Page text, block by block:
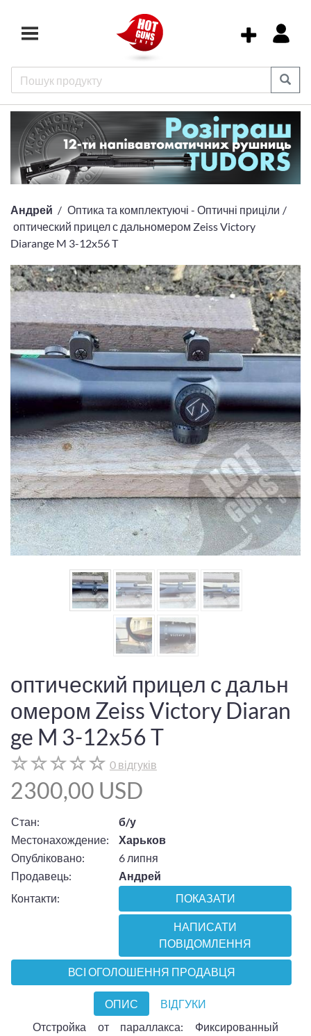
Андрей
Оптика та комплектуючі - Оптичні приціли
оптический прицел с дальномером Zeiss Victory
Diarange M 3-12x56 T
оптический прицел с дальн
омером Zeiss Victory Diaran
ge M 3-12x56 T
0 відгуків
2300,00 USD
Стан:
б/у
Местонахождение:
Харьков
Опубліковано:
6 липня
Продавець:
Андрей
Контакти:
ПОКАЗАТИ
НАПИСАТИ
ПОВІДОМЛЕННЯ
ВСІ ОГОЛОШЕННЯ ПРОДАВЦЯ
ОПИС
ВІДГУКИ
Отстройка от параллакса: Фиксированный